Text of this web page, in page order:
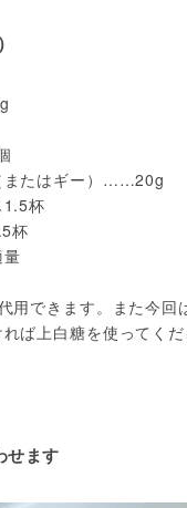
またはギー）……20g
杯
杯
用できます。また今回
ば上白糖を使ってくだ
せます